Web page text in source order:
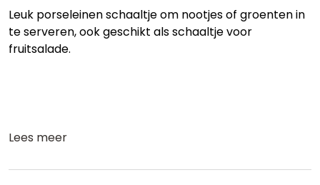
Leuk porseleinen schaaltje om nootjes of groenten in
te serveren, ook geschikt als schaaltje voor
fruitsalade.
Lees meer